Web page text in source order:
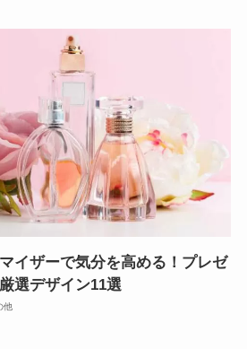
イザーで気分を高める！プレゼ
選デザイン11選
他